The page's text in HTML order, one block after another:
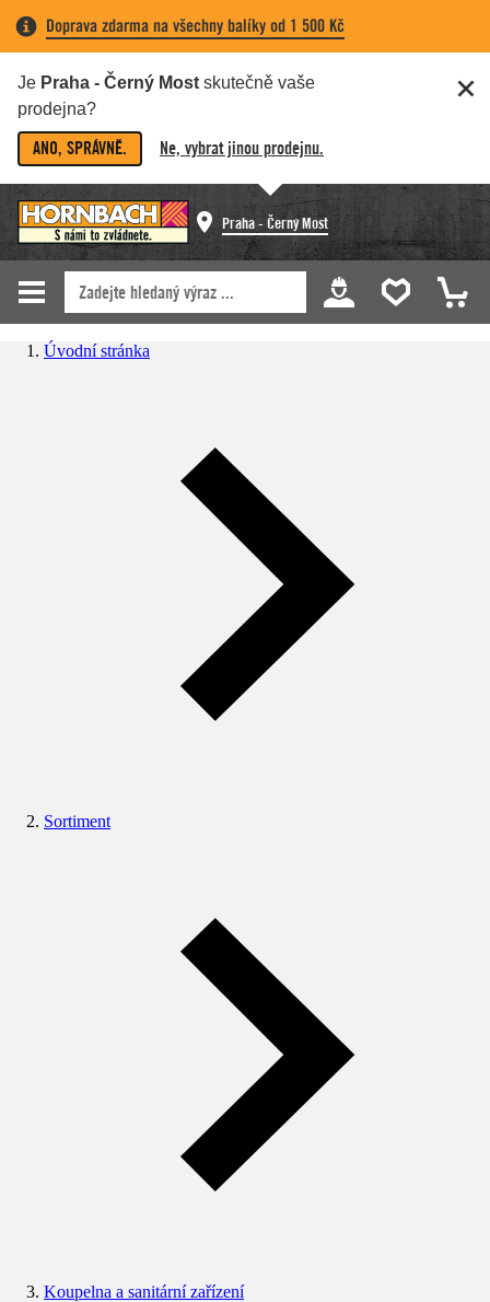
Doprava zdarma na všechny balíky od 1 500 Kč
Je Praha - Černý Most skutečně vaše
prodejna?
ANO, SPRÁVNĚ. Ne, vybrat jinou prodejnu.
Praha - Černý Most
Úvodní stránka
Sortiment
Koupelna a sanitární zařízení